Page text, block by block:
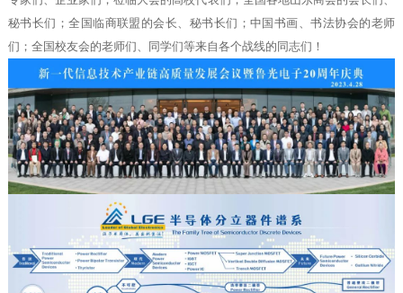
秘书长们；全国临商联盟的会长、秘书长们；中国书画、书法协会的老师
们；全国校友会的老师们、同学们等来自各个战线的同志们！